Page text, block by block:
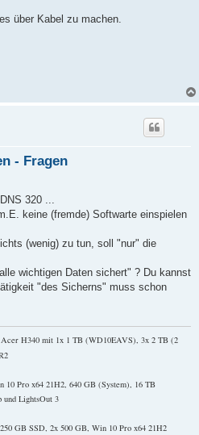
über Kabel zu machen.
- Fragen
320 ...
keine (fremde) Softwarte einspielen
(wenig) zu tun, soll "nur" die
wichtigen Daten sichert" ? Du kannst
"des Sicherns" muss schon
Acer H340 mit 1x 1 TB (WD10EAVS), 3x 2 TB (2
10 Pro x64 21H2, 640 GB (System), 16 TB
LightsOut 3
GB SSD, 2x 500 GB, Win 10 Pro x64 21H2